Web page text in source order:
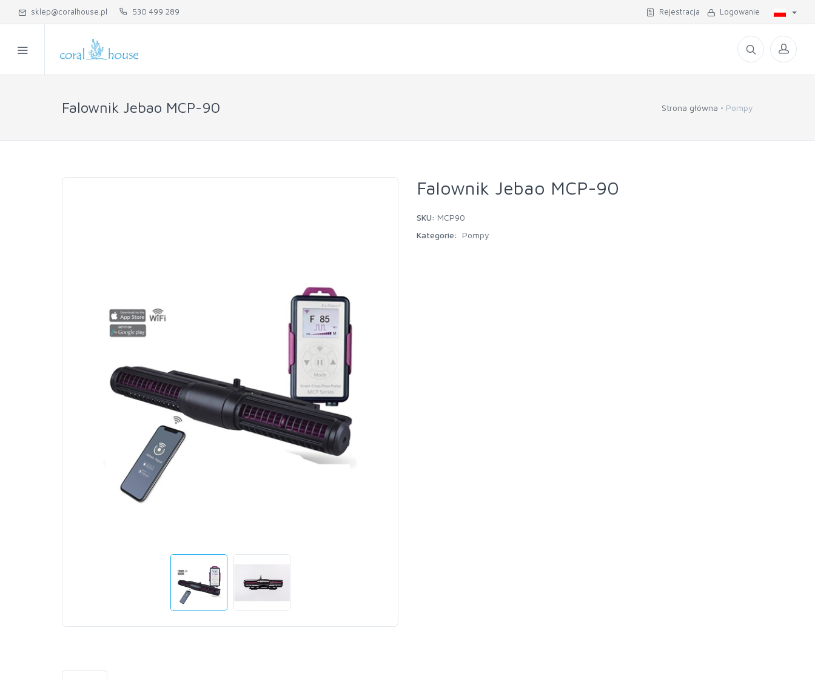
sklep@coralhouse.pl 530 499 289 Rejestracja Logowanie
Falownik Jebao MCP-90 Strona główna Pompy
Falownik Jebao MCP-90
SKU: MCP90
Kategorie:
Pompy